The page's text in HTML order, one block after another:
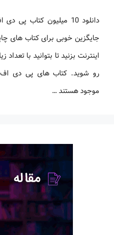
جایگزین خوبی برای کتاب های
اینترنت بزنید تا بتوانید با
رو شوید. کتاب های پی دی
موجود هستند …